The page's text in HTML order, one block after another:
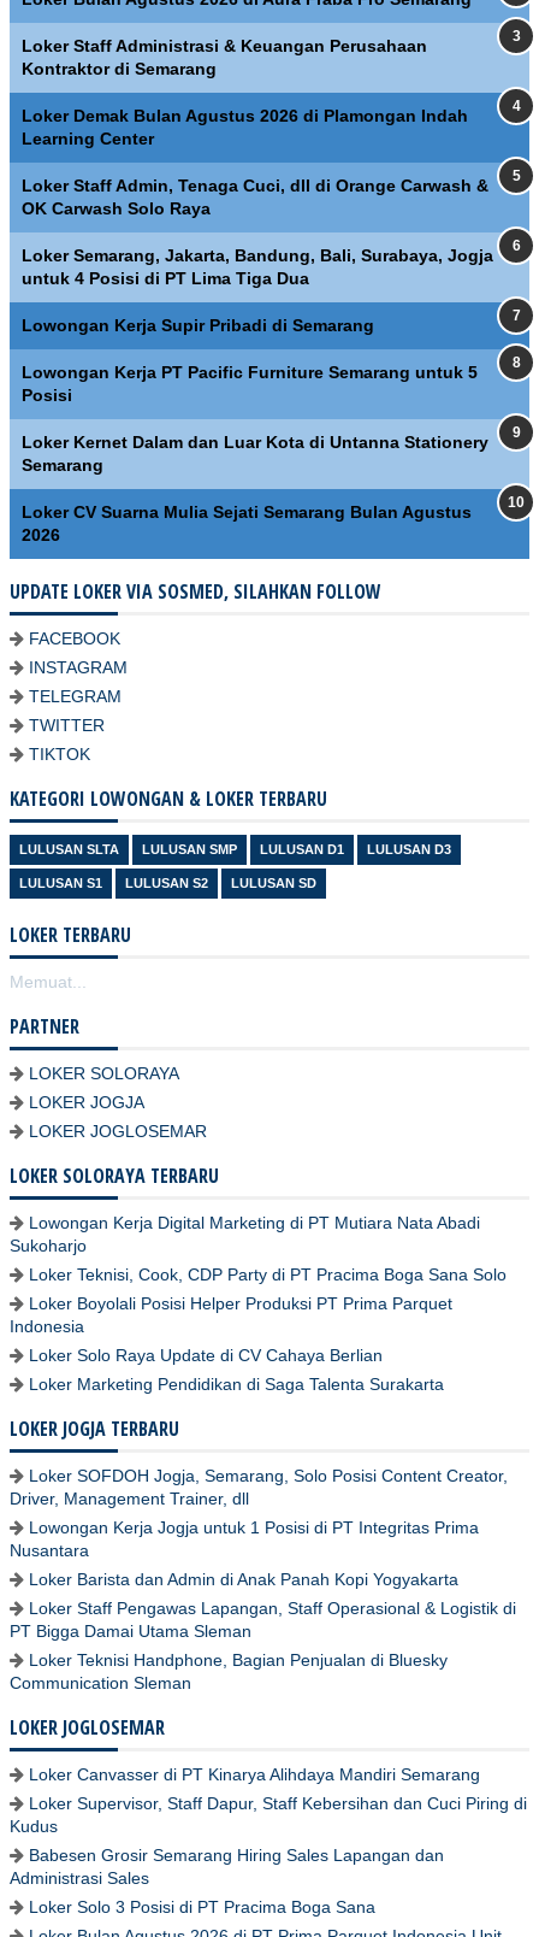
Loker Staff Administrasi & Keuangan Perusahaan
Kontraktor di Semarang
Loker Demak Bulan Agustus 2026 di Plamongan Indah
Learning Center
Loker Staff Admin, Tenaga Cuci, dll di Orange Carwash &
OK Carwash Solo Raya
Loker Semarang, Jakarta, Bandung, Bali, Surabaya, Jogja
untuk 4 Posisi di PT Lima Tiga Dua
Lowongan Kerja Supir Pribadi di Semarang
Lowongan Kerja PT Pacific Furniture Semarang untuk 5
Posisi
Loker Kernet Dalam dan Luar Kota di Untanna Stationery
Semarang
Loker CV Suarna Mulia Sejati Semarang Bulan Agustus
2026
UPDATE LOKER VIA SOSMED, SILAHKAN FOLLOW
FACEBOOK
INSTAGRAM
TELEGRAM
TWITTER
TIKTOK
KATEGORI LOWONGAN & LOKER TERBARU
LULUSAN SLTA LULUSAN SMP LULUSAN D1 LULUSAN D3
LULUSAN S1 LULUSAN S2 LULUSAN SD
LOKER TERBARU
Memuat...
PARTNER
LOKER SOLORAYA
LOKER JOGJA
LOKER JOGLOSEMAR
LOKER SOLORAYA TERBARU
Lowongan Kerja Digital Marketing di PT Mutiara Nata Abadi
Sukoharjo
Loker Teknisi, Cook, CDP Party di PT Pracima Boga Sana Solo
Loker Boyolali Posisi Helper Produksi PT Prima Parquet
Indonesia
Loker Solo Raya Update di CV Cahaya Berlian
Loker Marketing Pendidikan di Saga Talenta Surakarta
LOKER JOGJA TERBARU
Loker SOFDOH Jogja, Semarang, Solo Posisi Content Creator,
Driver, Management Trainer, dll
Lowongan Kerja Jogja untuk 1 Posisi di PT Integritas Prima
Nusantara
Loker Barista dan Admin di Anak Panah Kopi Yogyakarta
Loker Staff Pengawas Lapangan, Staff Operasional & Logistik di
PT Bigga Damai Utama Sleman
Loker Teknisi Handphone, Bagian Penjualan di Bluesky
Communication Sleman
LOKER JOGLOSEMAR
Loker Canvasser di PT Kinarya Alihdaya Mandiri Semarang
Loker Supervisor, Staff Dapur, Staff Kebersihan dan Cuci Piring di
Kudus
Babesen Grosir Semarang Hiring Sales Lapangan dan
Administrasi Sales
Loker Solo 3 Posisi di PT Pracima Boga Sana